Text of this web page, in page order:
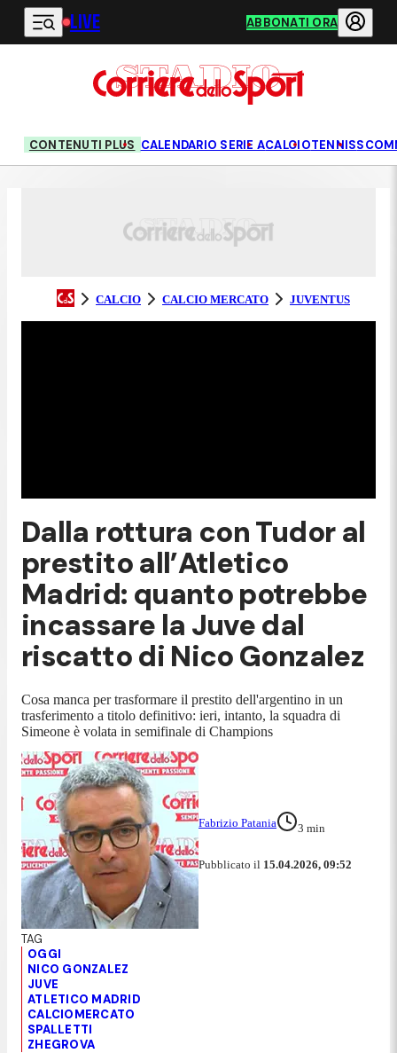
Vai al contenuto principale
LIVE ABBONATI ORA
CONTENUTI PLUS CALENDARIO SERIE ACALCIOTENNIS
CALCIO CALCIO MERCATO JUVENTUS
Dalla rottura con Tudor al
prestito all’Atletico
Madrid: quanto potrebbe
incassare la Juve dal
riscatto di Nico Gonzalez
Cosa manca per trasformare il prestito dell'argentino in un
trasferimento a titolo definitivo: ieri, intanto, la squadra di
Simeone è volata in semifinale di Champions
Fabrizio Patania 3 min
Pubblicato il 15.04.2026, 09:52
OGGI
NICO GONZALEZ
JUVE
ATLETICO MADRID
CALCIOMERCATO
SPALLETTI
ZHEGROVA